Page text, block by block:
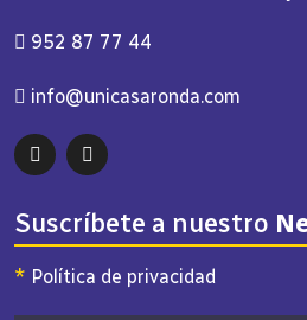
952 87 77 44
info@unicasaronda.com
Suscríbete a nuestro
* Política de privacidad